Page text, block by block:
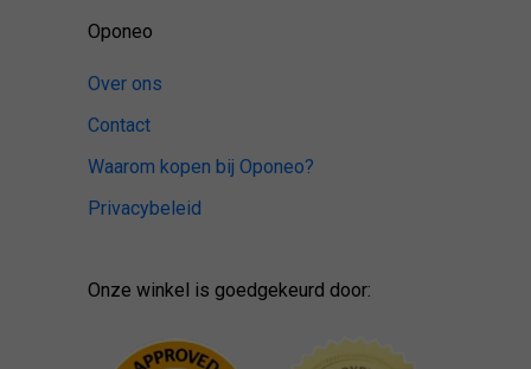
Oponeo
Over ons
Contact
Waarom kopen bij Oponeo?
Privacybeleid
Onze winkel is goedgekeurd door: